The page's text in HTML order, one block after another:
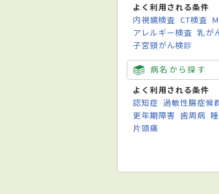
よく利用される条件
内視鏡検査 CT検査
アレルギー検査 乳が
子宮頸がん検診
病名から探す
よく利用される条件
認知症 過敏性腸症候
更年期障害 歯周病
片頭痛